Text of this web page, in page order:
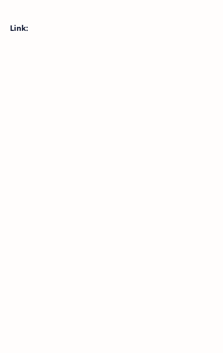
Link: